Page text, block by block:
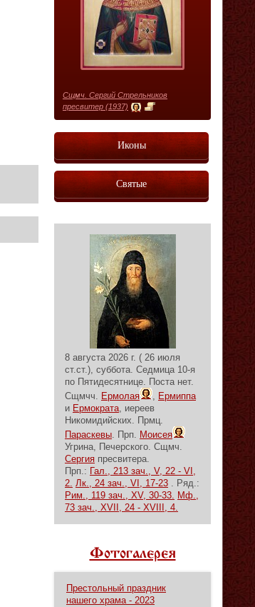
Сщмч. Сергий Стрельников
пресвитер (1937)
Иконы
Святые
8 августа 2026 г. ( 26 июля
ст.ст.), суббота. Седмица 10-я
по Пятидесятнице. Поста нет.
Сщмчч. Ермолая , Ермиппа
и Ермократа, иереев
Никомидийских. Прмц.
Параскевы. Прп. Моисея
Угрина, Печерского. Сщмч.
Сергия пресвитера.
Прп.: Гал., 213 зач., V, 22 - VI,
2. Лк., 24 зач., VI, 17-23 . Ряд.:
Рим., 119 зач., XV, 30-33. Мф.,
73 зач., XVII, 24 - XVIII, 4.
Фотогалерея
Престольный праздник
нашего храма - 2023